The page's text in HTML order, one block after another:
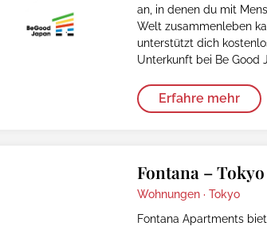
an, in denen du mit
Welt zusammenleben
unterstützt dich
Unterkunft bei Be Good
Erfahre mehr
Fontana – Tokyo
Wohnungen · Tokyo
Fontana Apartments